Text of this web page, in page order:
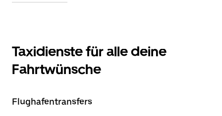
Taxidienste für alle deine
Fahrtwünsche
Flughafentransfers